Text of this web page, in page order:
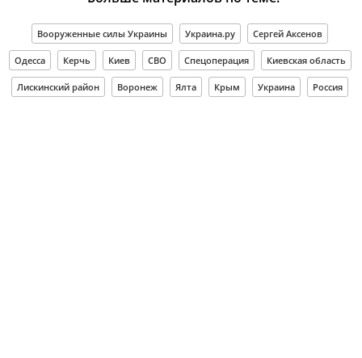
Вооруженные силы Украины Украина.ру Сергей Аксенов
Одесса Керчь Киев СВО Спецоперация Киевская область
Лискинский район Воронеж Ялта Крым Украина Россия